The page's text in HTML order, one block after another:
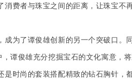
消费者与珠宝之间的距离，让珠宝
成为了谭俊雄创新的另一个突破口。
，谭俊雄充分挖掘宝石的文化寓意，
是时尚的套装搭配精致的钻石胸针，